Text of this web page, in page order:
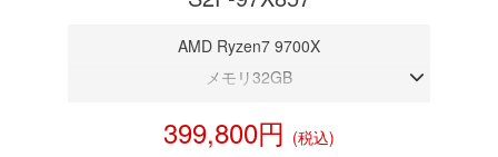
AMD Ryzen7 9700X
メモリ32GB
NVMeSSD 1TB
399,800円 (税込)